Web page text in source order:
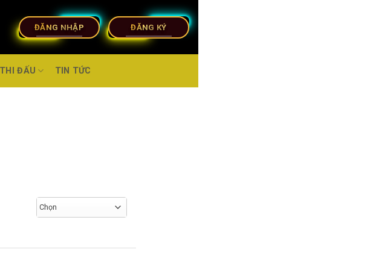
ĐĂNG NHẬP ĐĂNG KÝ
ĐẤU TIN TỨC
Chọn